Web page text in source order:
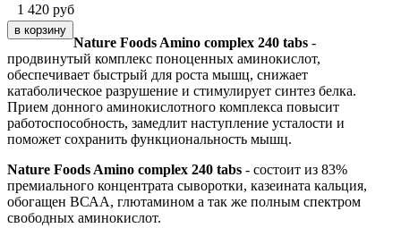
1 420 руб
Nature Foods Amino complex 240 tabs -
продвинутый комплекс поноценных аминокислот,
обеспечивает быстрый для роста мышц, снижает
катаболическое разрушение и стимулирует синтез белка.
Прием донного аминокислотного комплекса повысит
работоспособность, замедлит наступление усталости и
поможет сохранить функциональность мышц.
Nature Foods Amino complex 240 tabs - состоит из 83%
премиального концентрата сыворотки, казеината кальция,
обогащен ВСАА, глютамином а так же полным спектром
свободных аминокислот.